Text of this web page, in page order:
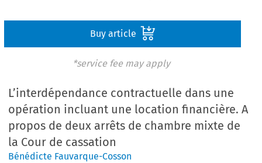
Buy article
*service fee may apply
L’interdépendance contractuelle dans une
opération incluant une location financière. A
propos de deux arrêts de chambre mixte de
la Cour de cassation
Bénédicte Fauvarque-Cosson